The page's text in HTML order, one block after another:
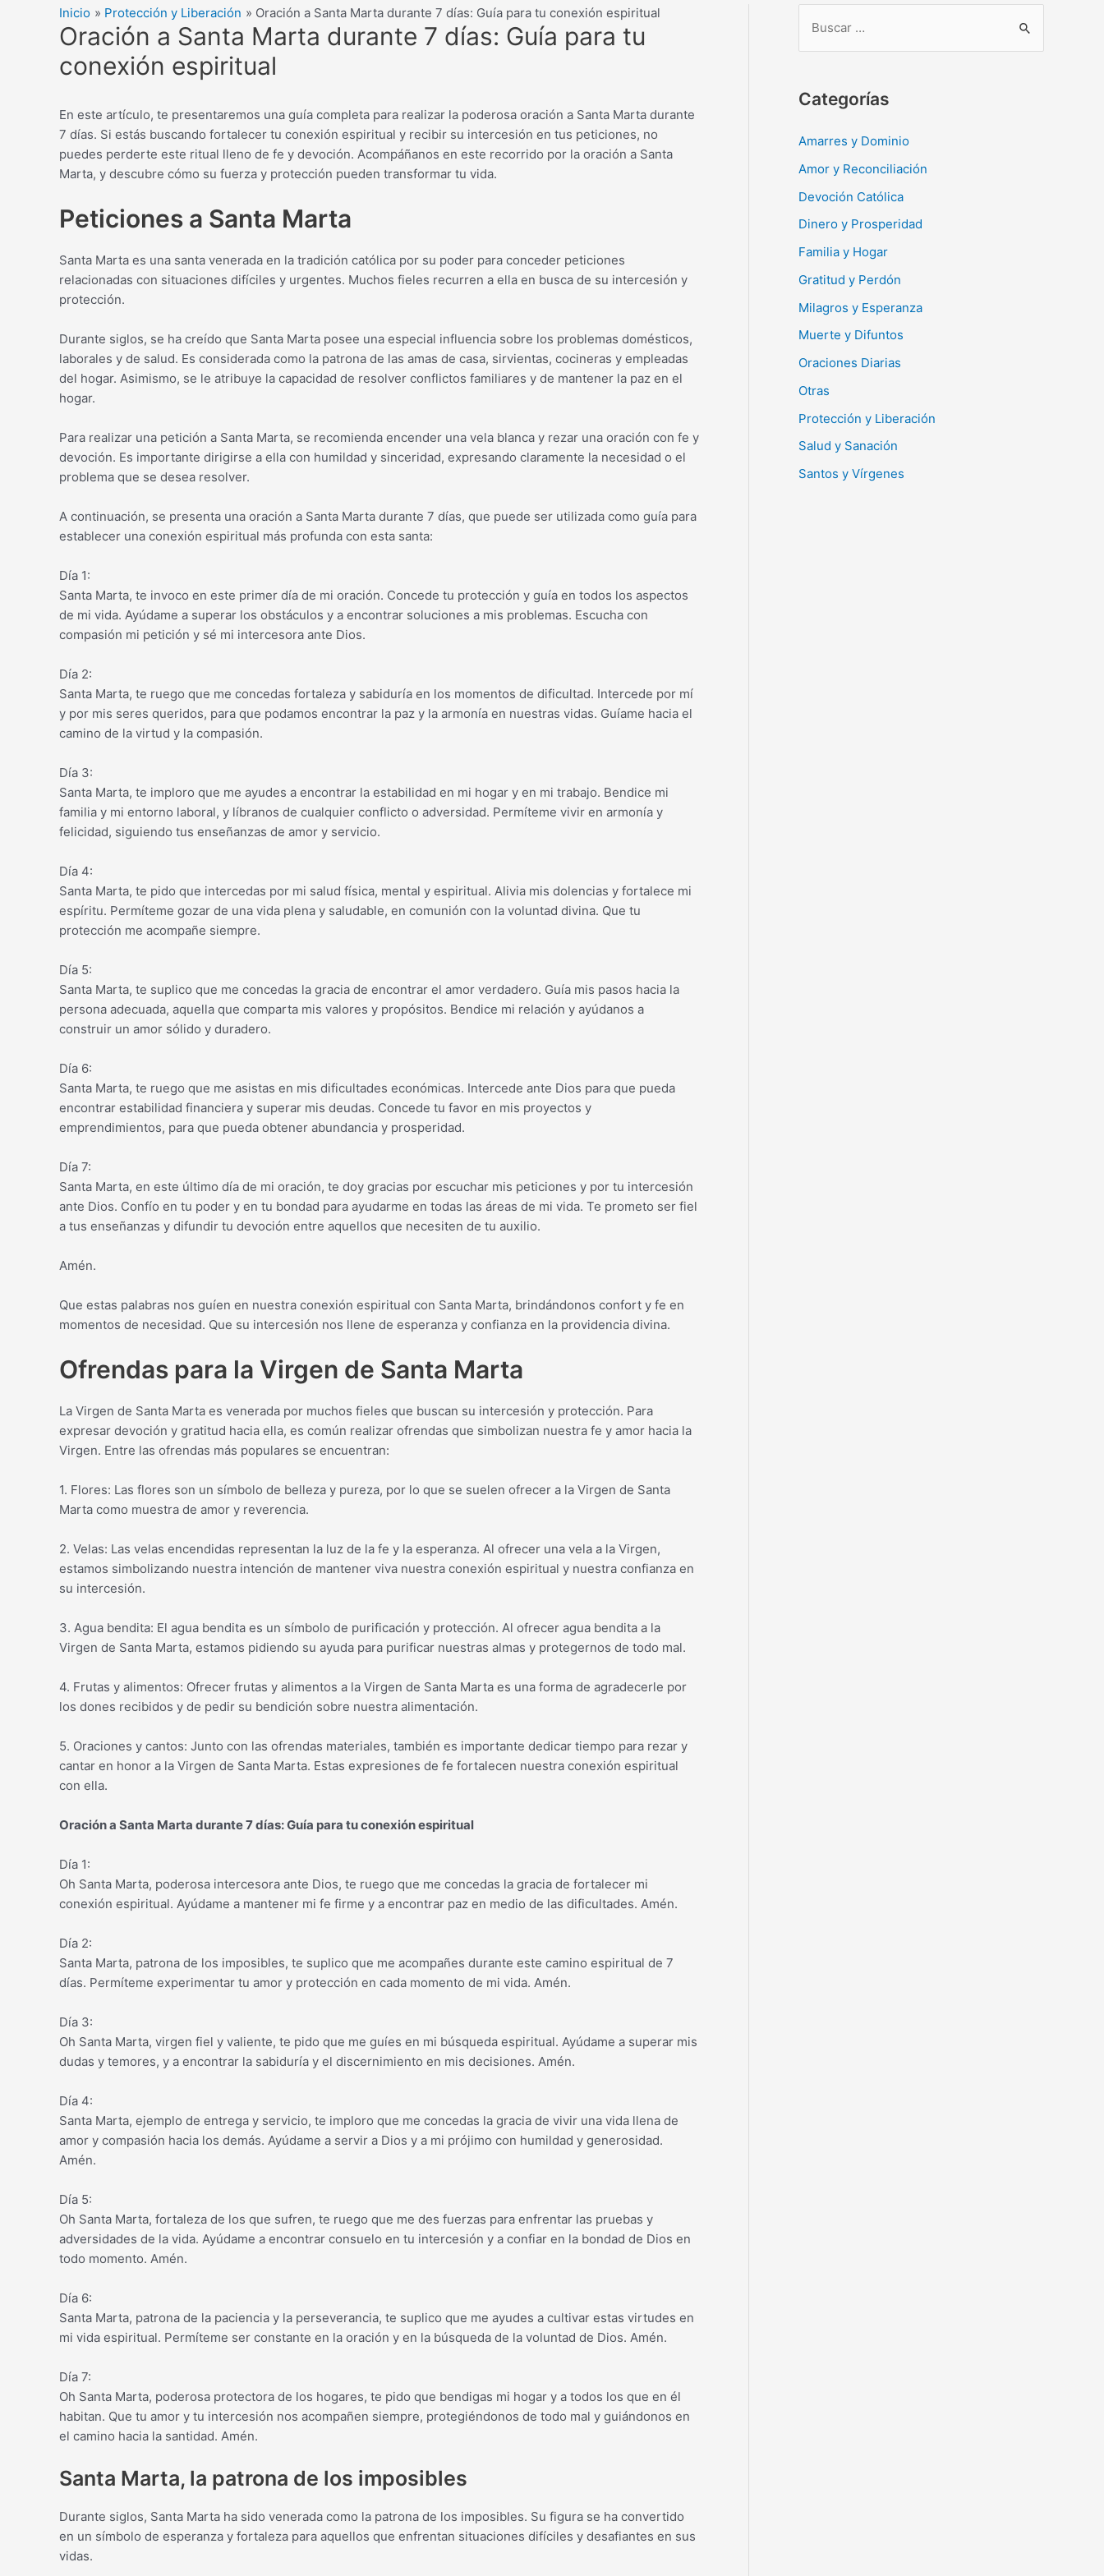
Inicio Protección y Liberación Oración a Santa Marta durante 7 días: Guía para tu conexión espiritual
Oración a Santa Marta durante 7 días: Guía para tu
conexión espiritual
En este artículo, te presentaremos una guía completa para realizar la poderosa oración a Santa Marta durante
7 días. Si estás buscando fortalecer tu conexión espiritual y recibir su intercesión en tus peticiones, no
puedes perderte este ritual lleno de fe y devoción. Acompáñanos en este recorrido por la oración a Santa
Marta, y descubre cómo su fuerza y protección pueden transformar tu vida.
Peticiones a Santa Marta
Santa Marta es una santa venerada en la tradición católica por su poder para conceder peticiones
relacionadas con situaciones difíciles y urgentes. Muchos fieles recurren a ella en busca de su intercesión y
protección.
Durante siglos, se ha creído que Santa Marta posee una especial influencia sobre los problemas domésticos,
laborales y de salud. Es considerada como la patrona de las amas de casa, sirvientas, cocineras y empleadas
del hogar. Asimismo, se le atribuye la capacidad de resolver conflictos familiares y de mantener la paz en el
hogar.
Para realizar una petición a Santa Marta, se recomienda encender una vela blanca y rezar una oración con fe y
devoción. Es importante dirigirse a ella con humildad y sinceridad, expresando claramente la necesidad o el
problema que se desea resolver.
A continuación, se presenta una oración a Santa Marta durante 7 días, que puede ser utilizada como guía para
establecer una conexión espiritual más profunda con esta santa:
Día 1:
Santa Marta, te invoco en este primer día de mi oración. Concede tu protección y guía en todos los aspectos
de mi vida. Ayúdame a superar los obstáculos y a encontrar soluciones a mis problemas. Escucha con
compasión mi petición y sé mi intercesora ante Dios.
Día 2:
Santa Marta, te ruego que me concedas fortaleza y sabiduría en los momentos de dificultad. Intercede por mí
y por mis seres queridos, para que podamos encontrar la paz y la armonía en nuestras vidas. Guíame hacia el
camino de la virtud y la compasión.
Día 3:
Santa Marta, te imploro que me ayudes a encontrar la estabilidad en mi hogar y en mi trabajo. Bendice mi
familia y mi entorno laboral, y líbranos de cualquier conflicto o adversidad. Permíteme vivir en armonía y
felicidad, siguiendo tus enseñanzas de amor y servicio.
Día 4:
Santa Marta, te pido que intercedas por mi salud física, mental y espiritual. Alivia mis dolencias y fortalece mi
espíritu. Permíteme gozar de una vida plena y saludable, en comunión con la voluntad divina. Que tu
protección me acompañe siempre.
Día 5:
Santa Marta, te suplico que me concedas la gracia de encontrar el amor verdadero. Guía mis pasos hacia la
persona adecuada, aquella que comparta mis valores y propósitos. Bendice mi relación y ayúdanos a
construir un amor sólido y duradero.
Día 6:
Santa Marta, te ruego que me asistas en mis dificultades económicas. Intercede ante Dios para que pueda
encontrar estabilidad financiera y superar mis deudas. Concede tu favor en mis proyectos y
emprendimientos, para que pueda obtener abundancia y prosperidad.
Día 7:
Santa Marta, en este último día de mi oración, te doy gracias por escuchar mis peticiones y por tu intercesión
ante Dios. Confío en tu poder y en tu bondad para ayudarme en todas las áreas de mi vida. Te prometo ser fiel
a tus enseñanzas y difundir tu devoción entre aquellos que necesiten de tu auxilio.
Amén.
Que estas palabras nos guíen en nuestra conexión espiritual con Santa Marta, brindándonos confort y fe en
momentos de necesidad. Que su intercesión nos llene de esperanza y confianza en la providencia divina.
Ofrendas para la Virgen de Santa Marta
La Virgen de Santa Marta es venerada por muchos fieles que buscan su intercesión y protección. Para
expresar devoción y gratitud hacia ella, es común realizar ofrendas que simbolizan nuestra fe y amor hacia la
Virgen. Entre las ofrendas más populares se encuentran:
1. Flores: Las flores son un símbolo de belleza y pureza, por lo que se suelen ofrecer a la Virgen de Santa
Marta como muestra de amor y reverencia.
2. Velas: Las velas encendidas representan la luz de la fe y la esperanza. Al ofrecer una vela a la Virgen,
estamos simbolizando nuestra intención de mantener viva nuestra conexión espiritual y nuestra confianza en
su intercesión.
3. Agua bendita: El agua bendita es un símbolo de purificación y protección. Al ofrecer agua bendita a la
Virgen de Santa Marta, estamos pidiendo su ayuda para purificar nuestras almas y protegernos de todo mal.
4. Frutas y alimentos: Ofrecer frutas y alimentos a la Virgen de Santa Marta es una forma de agradecerle por
los dones recibidos y de pedir su bendición sobre nuestra alimentación.
5. Oraciones y cantos: Junto con las ofrendas materiales, también es importante dedicar tiempo para rezar y
cantar en honor a la Virgen de Santa Marta. Estas expresiones de fe fortalecen nuestra conexión espiritual
con ella.
Oración a Santa Marta durante 7 días: Guía para tu conexión espiritual
Día 1:
Oh Santa Marta, poderosa intercesora ante Dios, te ruego que me concedas la gracia de fortalecer mi
conexión espiritual. Ayúdame a mantener mi fe firme y a encontrar paz en medio de las dificultades. Amén.
Día 2:
Santa Marta, patrona de los imposibles, te suplico que me acompañes durante este camino espiritual de 7
días. Permíteme experimentar tu amor y protección en cada momento de mi vida. Amén.
Día 3:
Oh Santa Marta, virgen fiel y valiente, te pido que me guíes en mi búsqueda espiritual. Ayúdame a superar mis
dudas y temores, y a encontrar la sabiduría y el discernimiento en mis decisiones. Amén.
Día 4:
Santa Marta, ejemplo de entrega y servicio, te imploro que me concedas la gracia de vivir una vida llena de
amor y compasión hacia los demás. Ayúdame a servir a Dios y a mi prójimo con humildad y generosidad.
Amén.
Día 5:
Oh Santa Marta, fortaleza de los que sufren, te ruego que me des fuerzas para enfrentar las pruebas y
adversidades de la vida. Ayúdame a encontrar consuelo en tu intercesión y a confiar en la bondad de Dios en
todo momento. Amén.
Día 6:
Santa Marta, patrona de la paciencia y la perseverancia, te suplico que me ayudes a cultivar estas virtudes en
mi vida espiritual. Permíteme ser constante en la oración y en la búsqueda de la voluntad de Dios. Amén.
Día 7:
Oh Santa Marta, poderosa protectora de los hogares, te pido que bendigas mi hogar y a todos los que en él
habitan. Que tu amor y tu intercesión nos acompañen siempre, protegiéndonos de todo mal y guiándonos en
el camino hacia la santidad. Amén.
Santa Marta, la patrona de los imposibles
Durante siglos, Santa Marta ha sido venerada como la patrona de los imposibles. Su figura se ha convertido
en un símbolo de esperanza y fortaleza para aquellos que enfrentan situaciones difíciles y desafiantes en sus
vidas.
c
r
Categorías
Amarres y Dominio
Amor y Reconciliación
Devoción Católica
Dinero y Prosperidad
Familia y Hogar
Gratitud y Perdón
Milagros y Esperanza
Muerte y Difuntos
Oraciones Diarias
Otras
Protección y Liberación
Salud y Sanación
Santos y Vírgenes